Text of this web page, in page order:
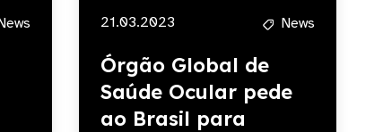
21.03.2023 News
Órgão Global de
Saúde Ocular pede
ao Brasil para